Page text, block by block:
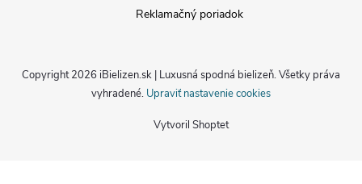
Reklamačný poriadok
Vytvoril Shoptet
Copyright 2026 iBielizen.sk | Luxusná spodná bielizeň. Všetky práva
vyhradené. Upraviť nastavenie cookies